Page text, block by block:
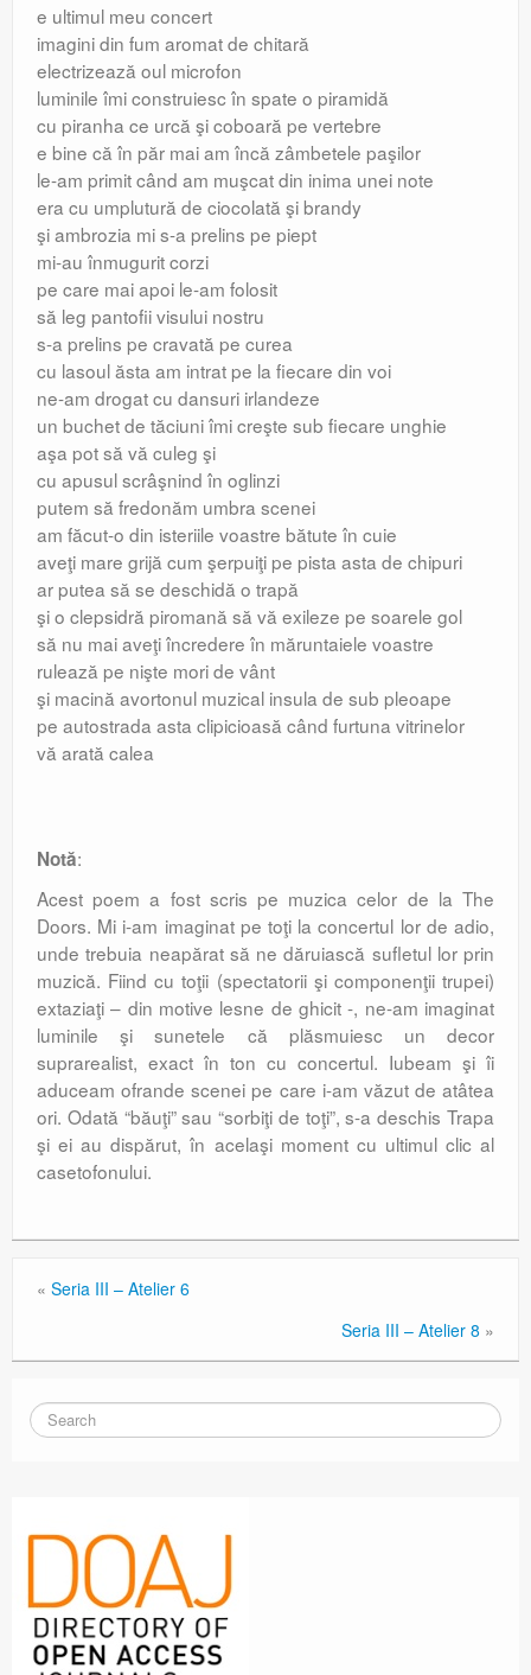
e ultimul meu concert
imagini din fum aromat de chitară
electrizează oul microfon
luminile îmi construiesc în spate o piramidă
cu piranha ce urcă şi coboară pe vertebre
e bine că în păr mai am încă zâmbetele paşilor
le-am primit când am muşcat din inima unei note
era cu umplutură de ciocolată şi brandy
şi ambrozia mi s-a prelins pe piept
mi-au înmugurit corzi
pe care mai apoi le-am folosit
să leg pantofii visului nostru
s-a prelins pe cravată pe curea
cu lasoul ăsta am intrat pe la fiecare din voi
ne-am drogat cu dansuri irlandeze
un buchet de tăciuni îmi creşte sub fiecare unghie
aşa pot să vă culeg şi
cu apusul scrâşnind în oglinzi
putem să fredonăm umbra scenei
am făcut-o din isteriile voastre bătute în cuie
aveţi mare grijă cum şerpuiţi pe pista asta de chipuri
ar putea să se deschidă o trapă
şi o clepsidră piromană să vă exileze pe soarele gol
să nu mai aveţi încredere în măruntaiele voastre
rulează pe nişte mori de vânt
şi macină avortonul muzical insula de sub pleoape
pe autostrada asta clipicioasă când furtuna vitrinelor
vă arată calea
Notă:
Acest poem a fost scris pe muzica celor de la The
Doors. Mi i-am imaginat pe toţi la concertul lor de adio,
unde trebuia neapărat să ne dăruiască sufletul lor prin
muzică. Fiind cu toţii (spectatorii şi componenţii trupei)
extaziaţi – din motive lesne de ghicit -, ne-am imaginat
luminile şi sunetele că plăsmuiesc un decor
suprarealist, exact în ton cu concertul. Iubeam şi îi
aduceam ofrande scenei pe care i-am văzut de atâtea
ori. Odată “băuţi” sau “sorbiţi de toţi”, s-a deschis Trapa
şi ei au dispărut, în acelaşi moment cu ultimul clic al
casetofonului.
« Seria III – Atelier 6
Seria III – Atelier 8 »